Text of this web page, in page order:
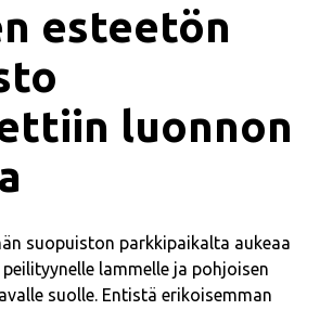
esteetön
luonnon
suopuiston parkkipaikalta aukeaa
lammelle ja pohjoisen
suolle. Entistä erikoisemman